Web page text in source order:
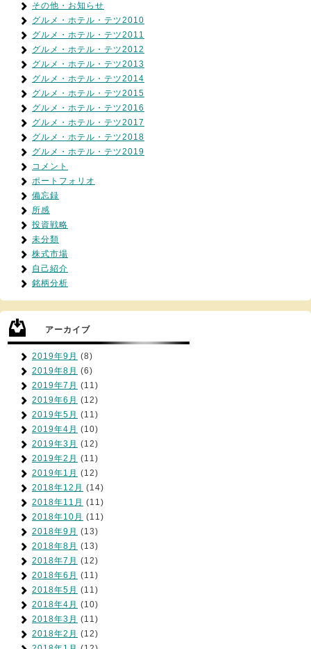
その他・お知らせ
グルメ・ホテル・テツ2010
グルメ・ホテル・テツ2011
グルメ・ホテル・テツ2012
グルメ・ホテル・テツ2013
グルメ・ホテル・テツ2014
グルメ・ホテル・テツ2015
グルメ・ホテル・テツ2016
グルメ・ホテル・テツ2017
グルメ・ホテル・テツ2018
グルメ・ホテル・テツ2019
コメント
ポートフォリオ
備忘録
所感
投資戦略
未分類
株式市場
自己紹介
銘柄分析
アーカイブ
2019年9月 (8)
2019年8月 (6)
2019年7月 (11)
2019年6月 (12)
2019年5月 (11)
2019年4月 (10)
2019年3月 (12)
2019年2月 (11)
2019年1月 (12)
2018年12月 (14)
2018年11月 (11)
2018年10月 (11)
2018年9月 (13)
2018年8月 (13)
2018年7月 (12)
2018年6月 (11)
2018年5月 (11)
2018年4月 (10)
2018年3月 (11)
2018年2月 (12)